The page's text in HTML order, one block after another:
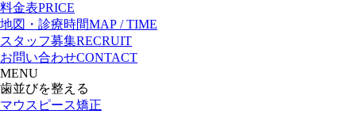
料金表PRICE
地図・診療時間MAP / TIME
スタッフ募集RECRUIT
お問い合わせCONTACT
MENU
歯並びを整える
マウスピース矯正